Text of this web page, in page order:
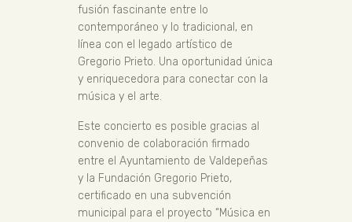
fusión fascinante entre lo
contemporáneo y lo tradicional, en
línea con el legado artístico de
Gregorio Prieto. Una oportunidad única
y enriquecedora para conectar con la
música y el arte.
Este concierto es posible gracias al
convenio de colaboración firmado
entre el Ayuntamiento de Valdepeñas
y la Fundación Gregorio Prieto,
certificado en una subvención
municipal para el proyecto “Música en